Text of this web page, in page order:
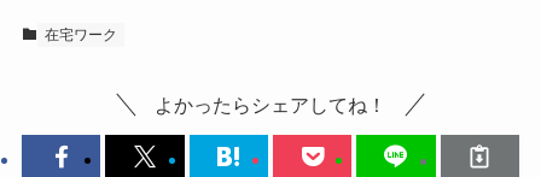
在宅ワーク
よかったらシェアしてね！